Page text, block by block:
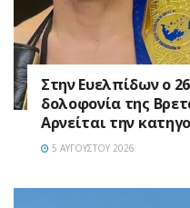
Στην Ευελπίδων ο
δολοφονία της
Αρνείται την
5 ΑΥΓΟΎΣΤΟΥ 2026